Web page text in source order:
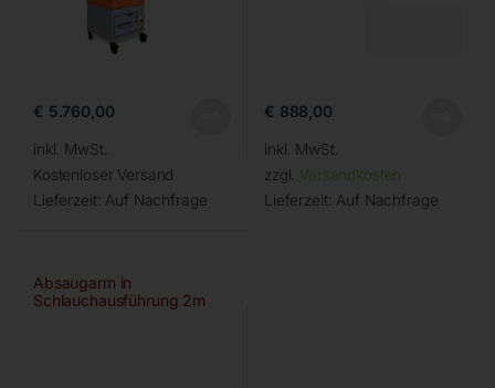
€ 5.760,00
inkl. MwSt.
Kostenloser Versand
Lieferzeit: Auf Nachfrage
€ 888,00
inkl. MwSt.
zzgl. Versandkosten
Lieferzeit: Auf Nachfrage
Absaugarm in
Schlauchausführung 2m